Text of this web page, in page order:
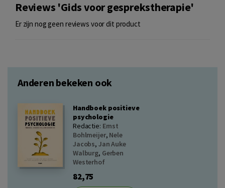
Reviews 'Gids voor gesprekstherapie'
Er zijn nog geen reviews voor dit product
Anderen bekeken ook
Handboek positieve
psychologie
Redactie: Ernst
Bohlmeijer, Nele
Jacobs, Jan Auke
Walburg, Gerben
Westerhof
82,75